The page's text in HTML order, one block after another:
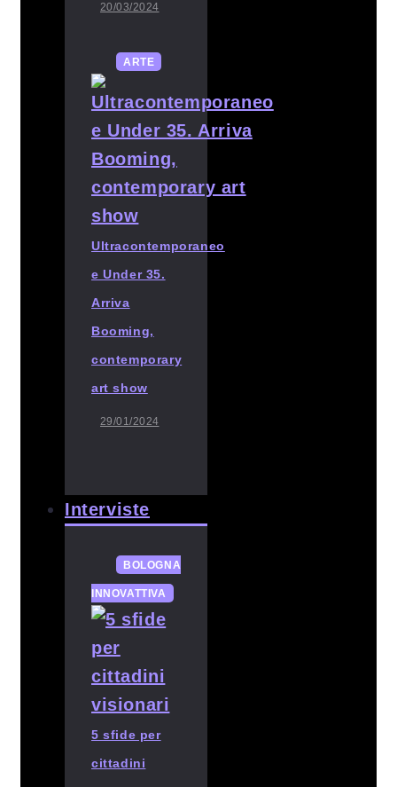
20/03/2024
ARTE
Ultracontemporaneo
e Under 35.
Arriva
Booming,
contemporary
art show
29/01/2024
Interviste
BOLOGNA
INNOVATTIVA
5 sfide per
cittadini